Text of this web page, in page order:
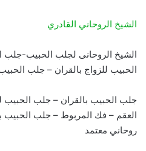
الشيخ الروحاني القادري
الشيخ الروحانى لجلب الحبيب-
الحبيب للزواج بالقران – جلب
جلب الحبيب بالقران – جلب الحبيب
العقم – فك المربوط – جلب
روحاني معتمد